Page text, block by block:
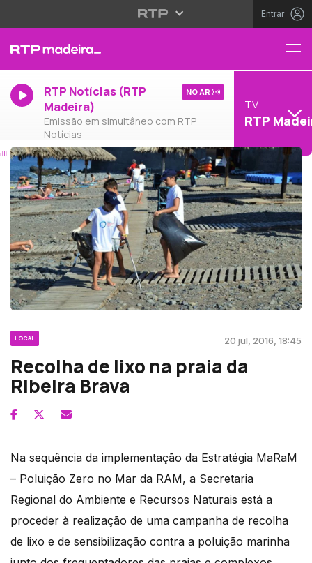
Entrar
RTP Notícias (RTP
Madeira)
Emissão em simultâneo com RTP
Notícias
NO AR
TV
RTP
LOCAL 20 jul, 2016, 18:45
Recolha de lixo na praia da
Ribeira Brava
Na sequência da implementação da Estratégia MaRaM
– Poluição Zero no Mar da RAM, a Secretaria
Regional do Ambiente e Recursos Naturais está a
proceder à realização de uma campanha de recolha
de lixo e de sensibilização contra a poluição marinha